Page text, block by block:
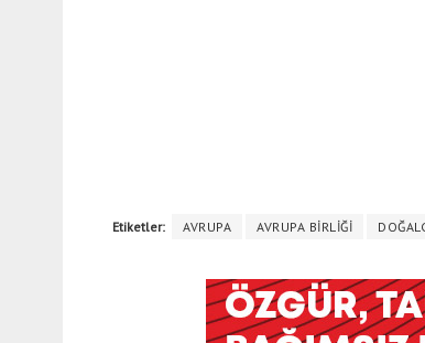
Etiketler: AVRUPA AVRUPA BİRLİĞİ